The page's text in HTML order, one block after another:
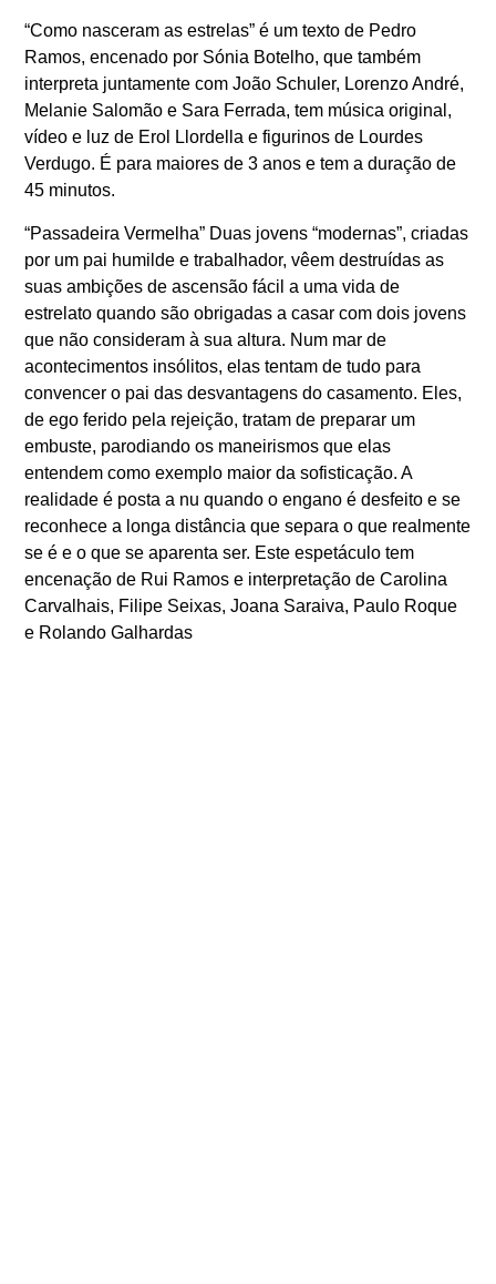
“Como nasceram as estrelas” é um texto de Pedro
Ramos, encenado por Sónia Botelho, que também
interpreta juntamente com João Schuler, Lorenzo André,
Melanie Salomão e Sara Ferrada, tem música original,
vídeo e luz de Erol Llordella e figurinos de Lourdes
Verdugo. É para maiores de 3 anos e tem a duração de
45 minutos.
“Passadeira Vermelha” Duas jovens “modernas”, criadas
por um pai humilde e trabalhador, vêem destruídas as
suas ambições de ascensão fácil a uma vida de
estrelato quando são obrigadas a casar com dois jovens
que não consideram à sua altura. Num mar de
acontecimentos insólitos, elas tentam de tudo para
convencer o pai das desvantagens do casamento. Eles,
de ego ferido pela rejeição, tratam de preparar um
embuste, parodiando os maneirismos que elas
entendem como exemplo maior da sofisticação. A
realidade é posta a nu quando o engano é desfeito e se
reconhece a longa distância que separa o que realmente
se é e o que se aparenta ser. Este espetáculo tem
encenação de Rui Ramos e interpretação de Carolina
Carvalhais, Filipe Seixas, Joana Saraiva, Paulo Roque
e Rolando Galhardas